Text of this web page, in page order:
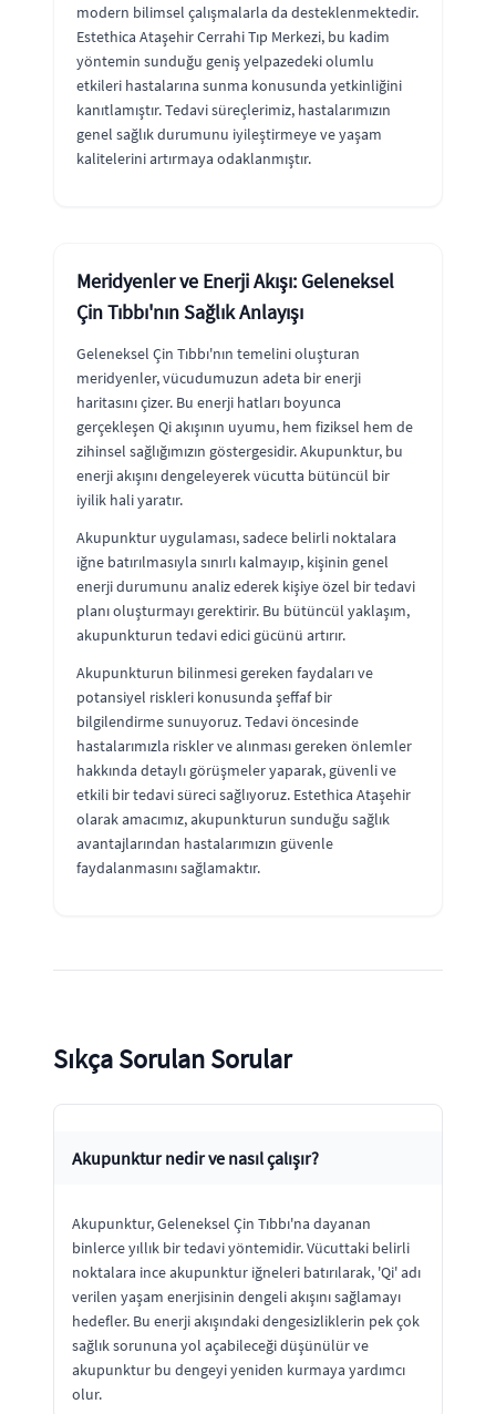
modern bilimsel çalışmalarla da desteklenmektedir.
Estethica Ataşehir Cerrahi Tıp Merkezi, bu kadim
yöntemin sunduğu geniş yelpazedeki olumlu
etkileri hastalarına sunma konusunda yetkinliğini
kanıtlamıştır. Tedavi süreçlerimiz, hastalarımızın
genel sağlık durumunu iyileştirmeye ve yaşam
kalitelerini artırmaya odaklanmıştır.
Meridyenler ve Enerji Akışı: Geleneksel
Çin Tıbbı'nın Sağlık Anlayışı
Geleneksel Çin Tıbbı'nın temelini oluşturan
meridyenler, vücudumuzun adeta bir enerji
haritasını çizer. Bu enerji hatları boyunca
gerçekleşen Qi akışının uyumu, hem fiziksel hem de
zihinsel sağlığımızın göstergesidir. Akupunktur, bu
enerji akışını dengeleyerek vücutta bütüncül bir
iyilik hali yaratır.
Akupunktur uygulaması, sadece belirli noktalara
iğne batırılmasıyla sınırlı kalmayıp, kişinin genel
enerji durumunu analiz ederek kişiye özel bir tedavi
planı oluşturmayı gerektirir. Bu bütüncül yaklaşım,
akupunkturun tedavi edici gücünü artırır.
Akupunkturun bilinmesi gereken faydaları ve
potansiyel riskleri konusunda şeffaf bir
bilgilendirme sunuyoruz. Tedavi öncesinde
hastalarımızla riskler ve alınması gereken önlemler
hakkında detaylı görüşmeler yaparak, güvenli ve
etkili bir tedavi süreci sağlıyoruz. Estethica Ataşehir
olarak amacımız, akupunkturun sunduğu sağlık
avantajlarından hastalarımızın güvenle
faydalanmasını sağlamaktır.
Sıkça Sorulan Sorular
Akupunktur nedir ve nasıl çalışır?
Akupunktur, Geleneksel Çin Tıbbı'na dayanan
binlerce yıllık bir tedavi yöntemidir. Vücuttaki belirli
noktalara ince akupunktur iğneleri batırılarak, 'Qi' adı
verilen yaşam enerjisinin dengeli akışını sağlamayı
hedefler. Bu enerji akışındaki dengesizliklerin pek çok
sağlık sorununa yol açabileceği düşünülür ve
akupunktur bu dengeyi yeniden kurmaya yardımcı
olur.